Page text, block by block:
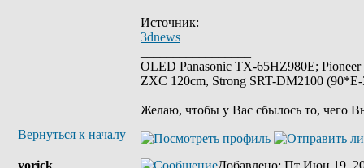
Источник:
3dnews
OLED Panasonic TX-65HZ980E;
ZXC 120cm, Strong SRT-DM2100
Желаю, чтобы у Вас сбылось то, чего
Вернуться к началу
yorick Добавлено: Пт Июн 19,